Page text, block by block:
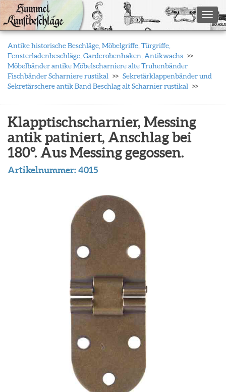
Antike historische Beschläge, Möbelgriffe, Türgriffe,
Fensterladenbeschläge, Garderobenhaken, Antikwachs
Möbelbänder antike Möbelscharniere alte Truhenbänder
Fischbänder Scharniere rustikal
Sekretärklappenbänder und
Sekretärschere antik Band Beschlag alt Scharnier rustikal
Klapptischscharnier, Messing
antik patiniert, Anschlag bei
180°. Aus Messing gegossen.
Artikelnummer:4015